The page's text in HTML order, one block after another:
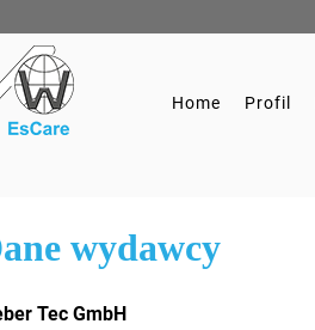
Home Profil
wydawcy
Tec GmbH